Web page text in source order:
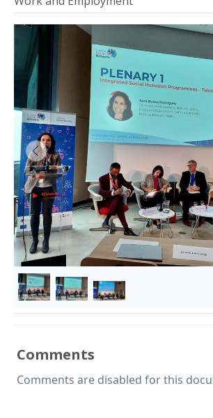
&lsaquo; Prev
Comments
Comments are disabled for this